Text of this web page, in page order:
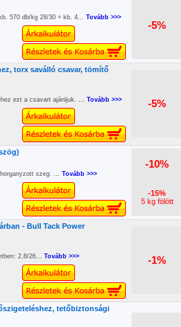
570 db/kg 28/30 = kb. 4... Tovább >>>
-5%
torx saválló csavar, tömítő
ezt a csavart ajánljuk. ... Tovább >>> -5%
szeg. ... Tovább >>>
-10%
-15%
5 kg fölött
- Bull Tack Power
2,8/26... Tovább >>> -1%
tetőbiztonsági